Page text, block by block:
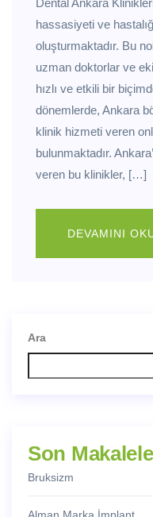
Dental Ankara
hassasiyeti ve
oluşturmaktadır. Bu
uzman doktorlar ve
hızlı ve etkili bir
dönemlerde, Ankara
klinik hizmeti veren
bulunmaktadır.
veren bu klinikler, […]
DEVAMINI
Ara
Son
Bruksizm